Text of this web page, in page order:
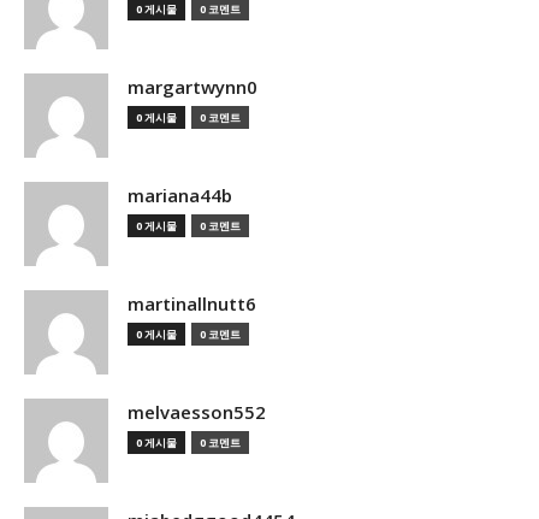
0 게시물 0 코멘트
margartwynn0
0 게시물 0 코멘트
mariana44b
0 게시물 0 코멘트
martinallnutt6
0 게시물 0 코멘트
melvaesson552
0 게시물 0 코멘트